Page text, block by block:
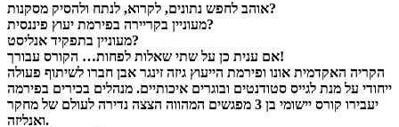
אוהב לחפש נתונים, לקרוא, לנתח ולהסיק מסקנות?
מעוניין בקריירה בפירמת יעוץ פיננסית?
מעוניין בתפקיד אנליסט?
אם ענית כן על שתי שאלות לפחות… הקורס עבורך!
הקריה האקדמית אונו ופירמת הייעוץ גיזה זינגר אבן חברו לשיתוף פעולה
ייחודי על מנת לגייס סטודנטים ובוגרים איכותיים. מנהלים בכירים בפירמה
יעבירו קורס יישומי בן 3 מפגשים המהווה הצצה נדירה לעולם של מחקר
ואנליזה.